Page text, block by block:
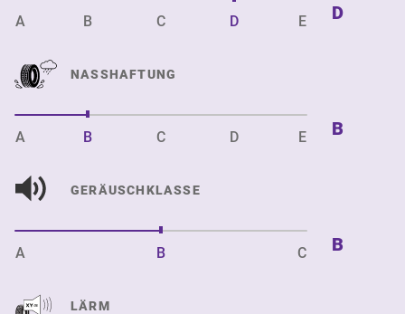
A B C D E D
NASSHAFTUNG
A B C D E B
GERÄUSCHKLASSE
A B C B
LÄRM